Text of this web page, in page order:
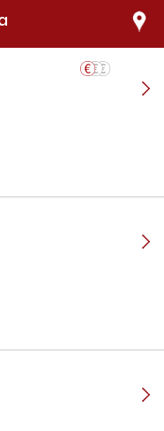
for domain group
Please add it to
to authorize